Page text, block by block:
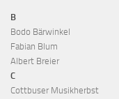
B
Bodo Bärwinkel
Fabian Blum
Albert Breier
C
Cottbuser Musikherbst